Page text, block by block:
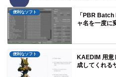
便利なソフト
「PBR
ャ名を一度に
便利なソフト
KAEDIM 用意
成してくれる